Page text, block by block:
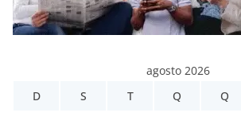
agosto 2026
D
S T Q Q